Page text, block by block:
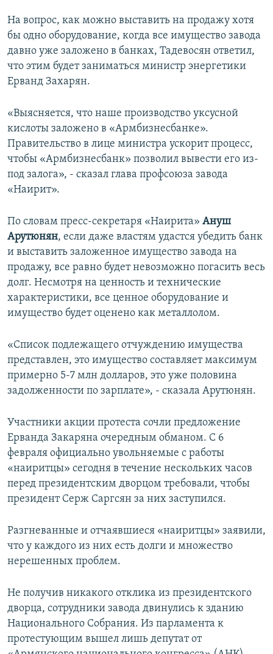
На вопрос, как можно выставить на продажу хотя
бы одно оборудование, когда все имущество завода
давно уже заложено в банках, Тадевосян ответил,
что этим будет заниматься министр энергетики
Ерванд Захарян.
«Выясняется, что наше производство уксусной
кислоты заложено в «Армбизнесбанке».
Правительство в лице министра ускорит процесс,
чтобы «Армбизнесбанк» позволил вывести его из-
под залога», - сказал глава профсоюза завода
«Наирит».
По словам пресс-секретаря «Наирита» Ануш
Арутюнян, если даже властям удастся убедить банк
и выставить заложенное имущество завода на
продажу, все равно будет невозможно погасить весь
долг. Несмотря на ценность и технические
характеристики, все ценное оборудование и
имущество будет оценено как металлолом.
«Список подлежащего отчуждению имущества
представлен, это имущество составляет максимум
примерно 5-7 млн долларов, это уже половина
задолженности по зарплате», - сказала Арутюнян.
Участники акции протеста сочли предложение
Ерванда Закаряна очередным обманом. С 6
февраля официально увольняемые с работы
«наиритцы» сегодня в течение нескольких часов
перед президентским дворцом требовали, чтобы
президент Серж Саргсян за них заступился.
Разгневанные и отчаявшиеся «наиритцы» заявили,
что у каждого из них есть долги и множество
нерешенных проблем.
Не получив никакого отклика из президентского
дворца, сотрудники завода двинулись к зданию
Национального Собрания. Из парламента к
протестующим вышел лишь депутат от